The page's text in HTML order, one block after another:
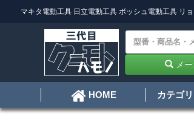
マキタ電動工具 日立電動工具 ボッシュ電動工具 リ
メー
HOME カテゴ